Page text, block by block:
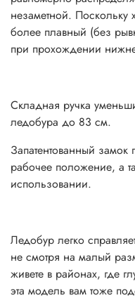
присоединения
дополнительно
адаптер АШ-02.
бурение.
для активного поиска
придется добираться
- ЛЕВОЕ ВРАЩЕНИЕ!
- Диаметр бурения: 130
незаметной. Поскольку
более плавный (без
при прохождении
Складная ручка
ледобура до 83 см.
Запатентованный замок
рабочее положение, а
использовании.
Ледобур легко
не смотря на малый
живете в районах, где
эта модель вам тоже